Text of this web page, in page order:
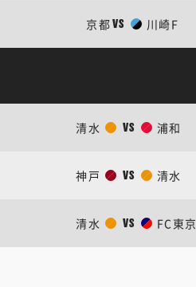
京都VS 川崎F
清水 VS 浦和
神戸 VS 清水
清水 VS FC東京